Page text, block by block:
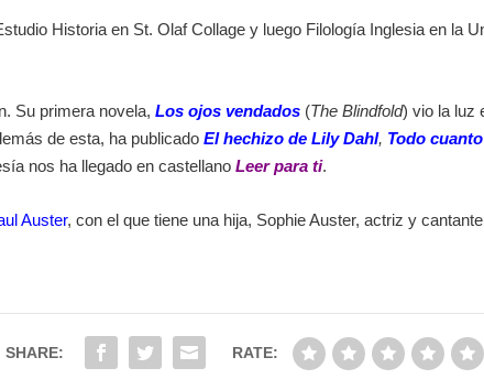
Historia en St. Olaf Collage y luego Filología Inglesia en la
Su primera novela, Los ojos vendados (The Blindfold) vio la luz
de esta, ha publicado El hechizo de Lily Dahl, Todo
nos ha llegado en castellano Leer para ti.
Auster, con el que tiene una hija, Sophie Auster, actriz y
SHARE: RATE: